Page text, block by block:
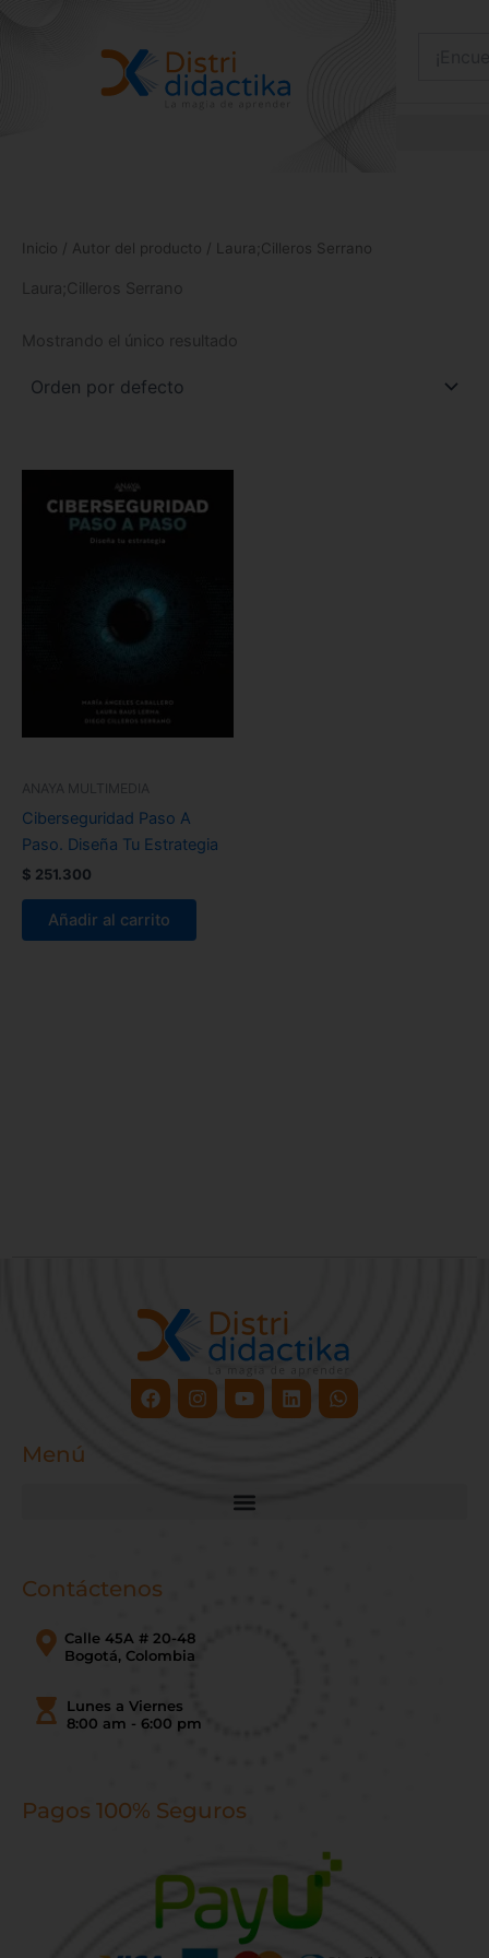
Inicio / Autor del producto / Laura;Cilleros Serrano
Laura;Cilleros Serrano
Mostrando el único resultado
ANAYA MULTIMEDIA
Ciberseguridad Paso A
Paso. Diseña Tu Estrategia
$ 251.300
Añadir al carrito
FacebookInstagram
YoutubeLinkedinWhatsapp
Menú
Contáctenos
Calle 45A # 20-48
Bogotá, Colombia
Lunes a Viernes
8:00 am - 6:00 pm
Pagos 100% Seguros